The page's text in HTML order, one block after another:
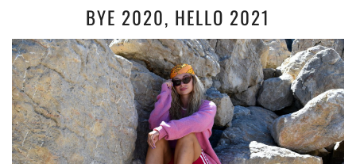
BYE 2020, HELLO 2021